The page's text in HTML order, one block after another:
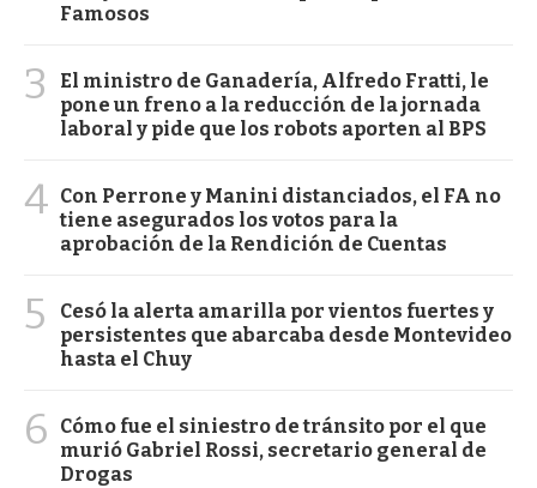
Famosos
3
El ministro de Ganadería, Alfredo Fratti, le
pone un freno a la reducción de la jornada
laboral y pide que los robots aporten al BPS
4 Con Perrone y Manini distanciados, el FA no
tiene asegurados los votos para la
aprobación de la Rendición de Cuentas
5
Cesó la alerta amarilla por vientos fuertes y
persistentes que abarcaba desde Montevideo
hasta el Chuy
6
Cómo fue el siniestro de tránsito por el que
murió Gabriel Rossi, secretario general de
Drogas